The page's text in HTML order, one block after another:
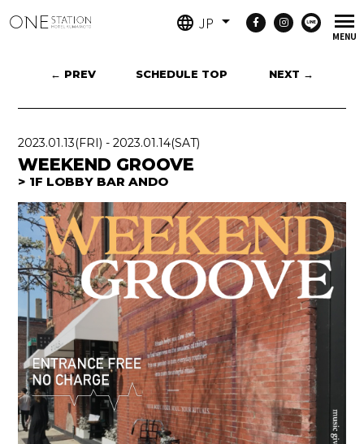
JP
← PREV SCHEDULE TOP NEXT →
2023.01.13(FRI) -2023.01.14(SAT)
WEEKEND GROOVE
1F LOBBY BAR ANDO